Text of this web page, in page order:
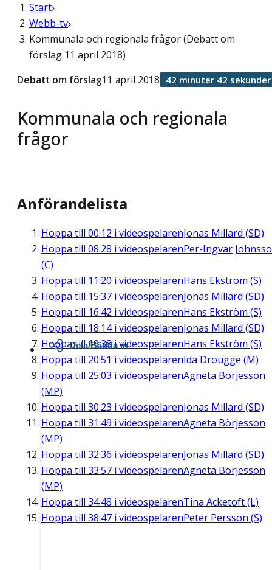
Start
Webb-tv
Kommunala och regionala frågor (Debatt om
förslag 11 april 2018)
Kommunala och regionala
frågor
Debatt om förslag11 april 2018 42 minuter 42 sekunder
Anförandelista
Hoppa till 00:12 i videospelarenJonas Millard (SD)
Hoppa till 08:28 i videospelarenPer-Ingvar
(C)
Hoppa till 11:20 i videospelarenHans Ekström (S)
Hoppa till 15:37 i videospelarenJonas Millard (SD)
Hoppa till 16:42 i videospelarenHans Ekström (S)
Hoppa till 18:14i videospelarenJonas Millard (SD)
Hoppa till19:38i videospelarenHans Ekström (S)
Hoppa till 20:51 i videospelarenIda Drougge (M)
Hoppa till 25:03 i videospelarenAgneta Börjesson
(MP)
Hoppa till 30:23 i videospelarenJonas Millard (SD)
Hoppa till 31:49 i videospelarenAgneta Börjesson
(MP)
Hoppa till 32:36 i videospelarenJonas Millard (SD)
Hoppa till 33:57 i videospelarenAgneta Börjesson
(MP)
Hoppa till 34:48 i videospelarenTina Acketoft (L)
Hoppa till 38:47 i videospelarenPeter Persson (S)
Dela/Bädda in